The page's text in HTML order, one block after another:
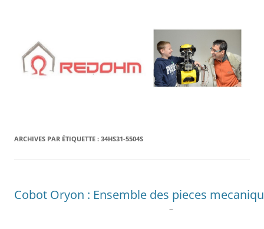
ARCHIVES PAR ÉTIQUETTE : 34HS31-5504S
Cobot Oryon : Ensemble des pieces
–